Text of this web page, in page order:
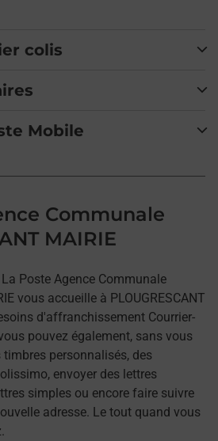
colis
Mobile
Communale
MAIRIE
Poste Agence Communale
vous accueille à PLOUGRESCANT
d'affranchissement Courrier-
pouvez également, sans vous
personnalisés, des
envoyer des lettres
simples ou encore faire suivre
adresse. Le tout quand vous